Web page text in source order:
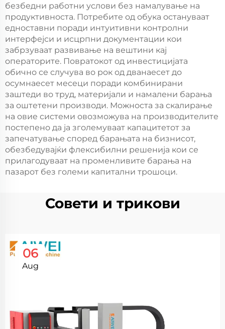
безбедни работни услови без намалување на
продуктивноста. Потребите од обука остануваат
едноставни поради интуитивни контролни
интерфејси и исцрпни документации кои
забрзуваат развивање на вештини кај
операторите. Повратокот од инвестицијата
обично се случува во рок од дванаесет до
осумнаесет месеци поради комбинирани
заштеди во труд, материјали и намалени барања
за оштетени производи. Можноста за скалирање
на овие системи овозможува на производителите
постепено да ја зголемуваат капацитетот за
запечатување според барањата на бизнисот,
обезбедувајќи флексибилни решенија кои се
прилагодуваат на променливите барања на
пазарот без големи капитални трошоци.
Совети и трикови
06
Aug